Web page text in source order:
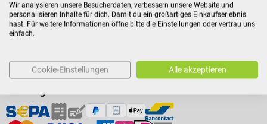
Wir analysieren unsere Besucherdaten, verbessern unsere Website und
personalisieren Inhalte für dich. Damit du ein großartiges Einkaufserlebnis
hast. Für weitere Informationen öffne bitte die Einstellungen oder vertrau uns
einfach.
Cookie-Einstellungen Alle akzeptieren